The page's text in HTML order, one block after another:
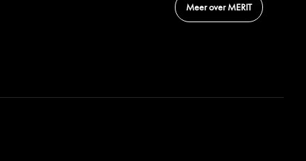
Meer over MERIT